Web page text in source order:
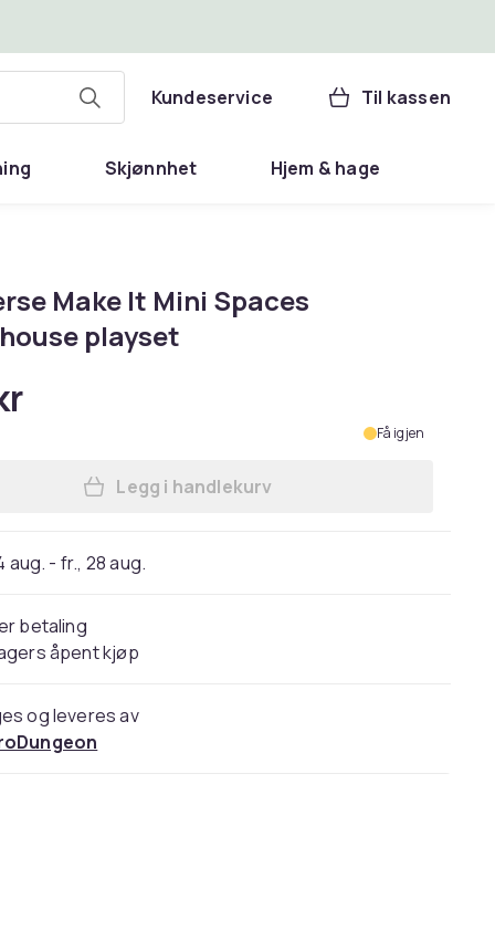
Kundeservice Til kassen
Skjønnhet Hjem & hage
Make It Mini Spaces
playset
Få igjen
Legg Miniverse Make It Mini
Legg i handlekurv
aug. - fr., 28 aug.
betaling
åpent kjøp
og leveres av